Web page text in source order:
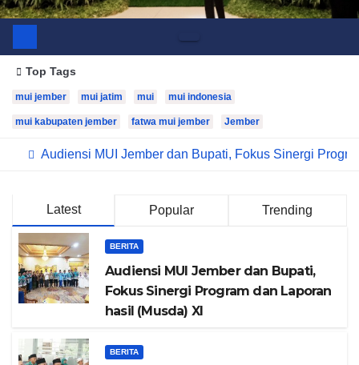
Top Tags
mui jember mui jatim mui mui indonesia
mui kabupaten jember fatwa mui jember Jember
Audiensi MUI Jember dan Bupati, Fokus Sinergi
Latest Popular Trending
BERITA
Audiensi MUI Jember dan Bupati,
Fokus Sinergi Program dan Laporan
hasil (Musda) XI
BERITA